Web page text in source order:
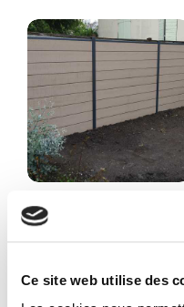
Ce site web utilise des
Partager sur